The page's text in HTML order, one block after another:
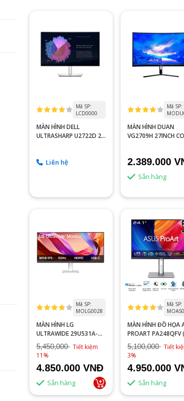
Mã SP:
LCD0000
MÀN HÌNH DELL
ULTRASHARP U2722D 27
Liên hệ
Mã SP:
MÀN HÌNH DUAN
VG2709H 27INCH
2.389.000
Sẵn hàng
Mã SP:
MOLG0028
MÀN HÌNH LG
ULTRAWIDE 29U531A-W
(29 INCH - IPS - WFHD -
100HZ - 5MS - USB
TYPEC - SPEAKER )
5,450,000 Tiết kiệm
11%
4.850.000 VNĐ
Sẵn hàng
Mã SP:
MÀN HÌNH ĐỒ HỌA
PROART PA248QFV
INCH - IPS - WUXGA -
100HZ - 5MS -
5,100,000 Tiết
3%
4.950.000
Sẵn hàng